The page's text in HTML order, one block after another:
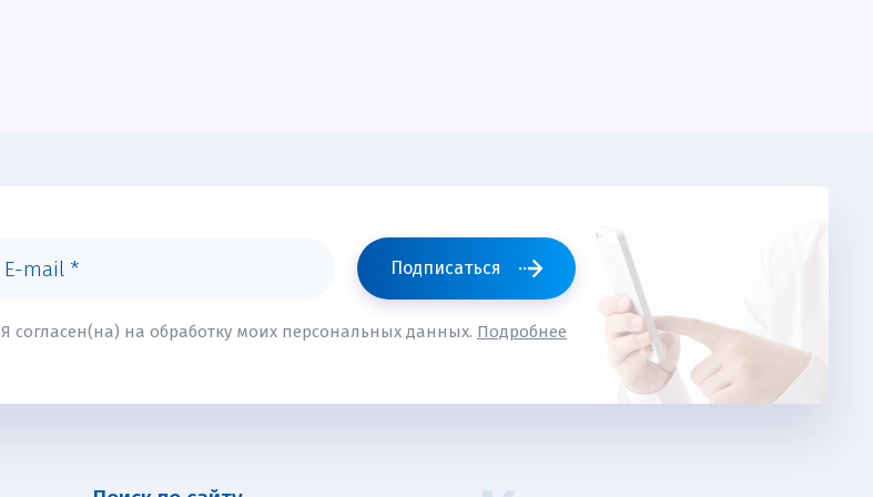
Я согласен(на) на обработку моих персональных данных. Подробнее
Подписаться